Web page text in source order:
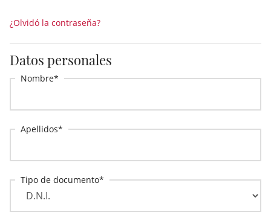
¿Olvidó la contraseña?
Datos personales
Nombre
Apellidos
Tipo de documento